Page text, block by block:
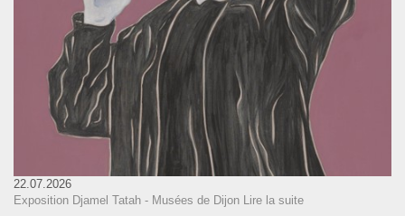
22.07.2026
Exposition Djamel Tatah - Musées de Dijon Lire la suite